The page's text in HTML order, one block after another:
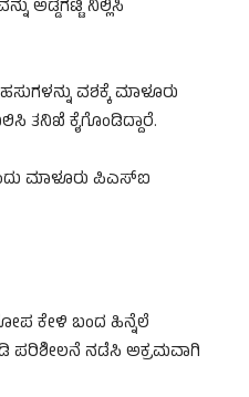
ಅಡ್ಡಗಟ್ಟಿ ನಿಲ್ಲಿಸಿ
ವಶಕ್ಕೆ ಮಾಳೂರು
ತನಿಖೆ ಕೈಗೊಂಡಿದ್ದಾರೆ.
ಮಾಳೂರು ಪಿಎಸ್‌ಐ
ಕೇಳಿ ಬಂದ ಹಿನ್ನೆಲೆ
ಪರಿಶೀಲನೆ ನಡೆಸಿ ಅಕ್ರಮವಾಗಿ